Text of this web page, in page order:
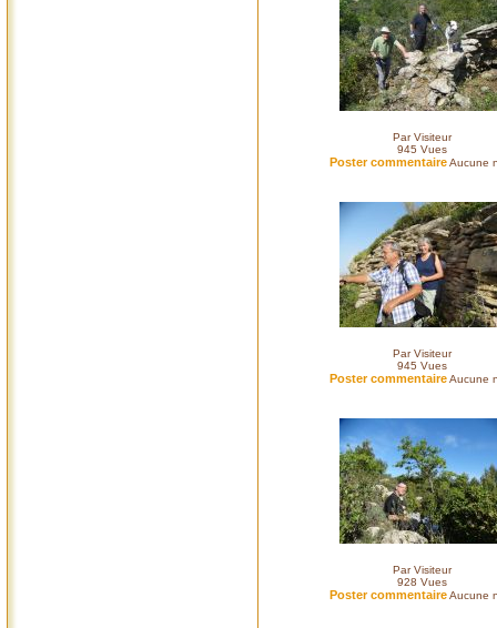
Par Visiteur
945 Vues
Poster commentaireAucune
Par Visiteur
945 Vues
Poster commentaireAucune
Par Visiteur
928 Vues
Poster commentaireAucune